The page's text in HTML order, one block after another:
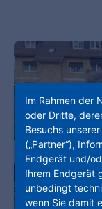
Im Rahmen der
oder Dritte,
Besuchs
(„Partner“),
Endgerät und/
Ihrem Endgerät
unbedingt
wenn Sie damit